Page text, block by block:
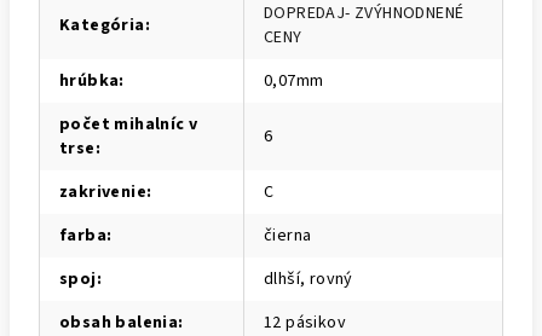
Kategória:
DOPREDAJ- ZVÝHNODNENÉ
CENY
hrúbka:
0,07mm
počet mihalníc v
trse: 6
zakrivenie:
C
farba:
čierna
spoj:
dlhší, rovný
obsah balenia:
12 pásikov